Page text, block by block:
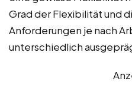
Grad der Flexibilität und
Anforderungen je nach
unterschiedlich